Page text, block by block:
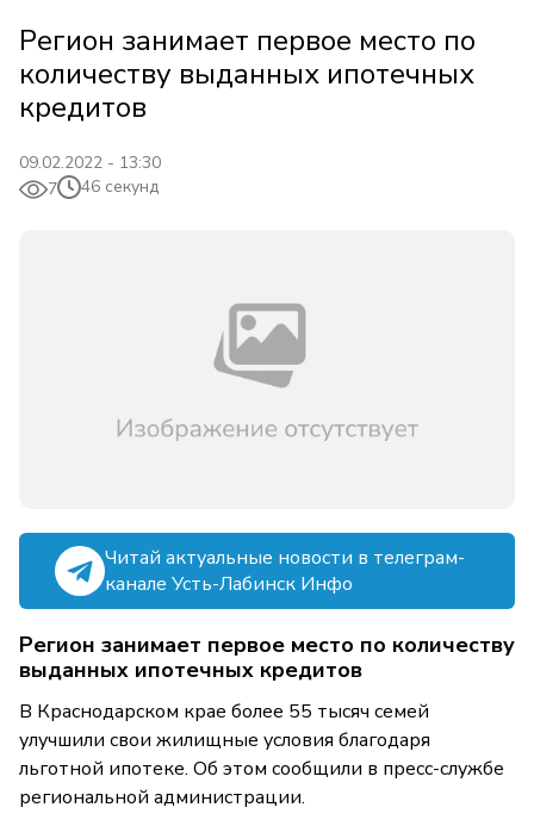
Регион занимает первое место по
количеству выданных ипотечных
кредитов
09.02.2022 - 13:30
7
46 секунд
Читай актуальные новости в телеграм-
канале Усть-Лабинск Инфо
Регион занимает первое место по количеству
выданных ипотечных кредитов
В Краснодарском крае более 55 тысяч семей
улучшили свои жилищные условия благодаря
льготной ипотеке. Об этом сообщили в пресс-службе
региональной администрации.